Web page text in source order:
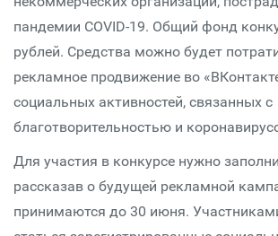
пандемии COVID-19. Общий фонд
рублей. Средства можно будет
рекламное продвижение во
социальных активностей, связанных с
благотворительностью и
Для участия в конкурсе нужно
рассказав о будущей рекламной
принимаются до 30 июня.